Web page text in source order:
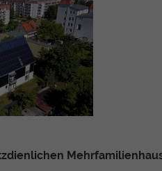
Statistiken
Externe Medien